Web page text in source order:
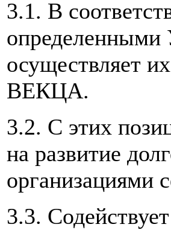
3.1. В
осуществляет
ВЕКЦА.
3.2. С этих
на развитие
организациями
3.3.